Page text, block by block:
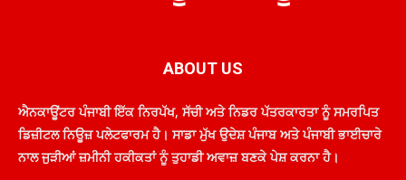
ABOUT US
ਐਨਕਾਊਂਟਰ ਪੰਜਾਬੀ ਇੱਕ ਨਿਰਪੱਖ, ਸੱਚੀ ਅਤੇ ਨਿਡਰ ਪੱਤਰਕਾਰਤਾ ਨੂੰ ਸਮਰਪਿਤ
ਡਿਜ਼ੀਟਲ ਨਿਊਜ਼ ਪਲੇਟਫਾਰਮ ਹੈ। ਸਾਡਾ ਮੁੱਖ ਉਦੇਸ਼ ਪੰਜਾਬ ਅਤੇ ਪੰਜਾਬੀ ਭਾਈਚਾਰੇ
ਨਾਲ ਜੁੜੀਆਂ ਜ਼ਮੀਨੀ ਹਕੀਕਤਾਂ ਨੂੰ ਤੁਹਾਡੀ ਅਵਾਜ਼ ਬਣਕੇ ਪੇਸ਼ ਕਰਨਾ ਹੈ।